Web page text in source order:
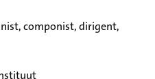
componist, dirigent,